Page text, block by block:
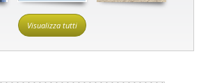
Visualizza tutti